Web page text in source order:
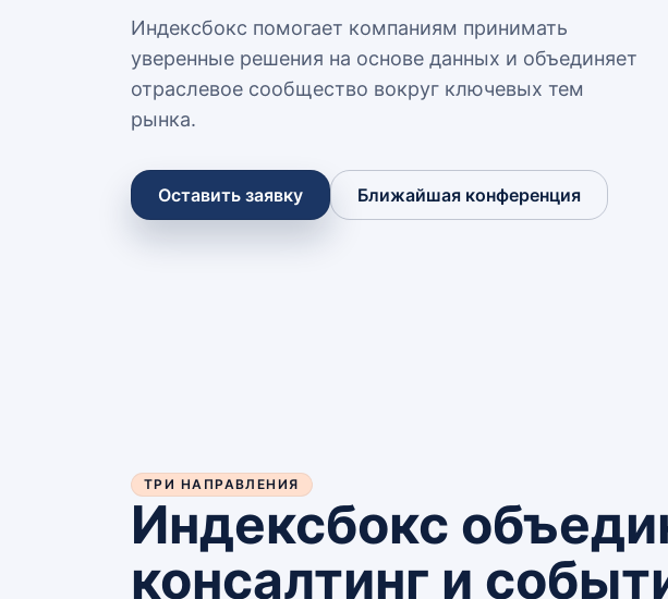
Индексбокс помогает компаниям принимать
уверенные решения на основе данных и объединяет
отраслевое сообщество вокруг ключевых тем
рынка.
Оставить заявку Ближайшая конференция
ТРИ НАПРАВЛЕНИЯ
Индексбокс
консалтинг и